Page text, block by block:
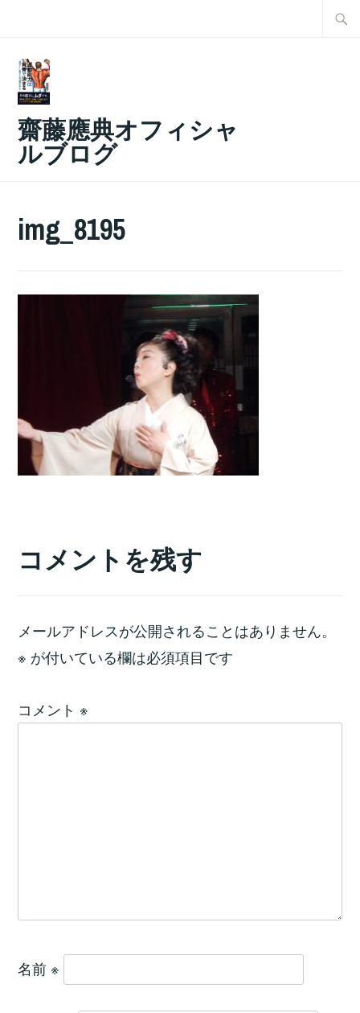
齋藤應典オフィシャ
ルブログ
img_8195
コメントを残す
メールアドレスが公開されることはありません。
※ が付いている欄は必須項目です
コメント ※
名前 ※